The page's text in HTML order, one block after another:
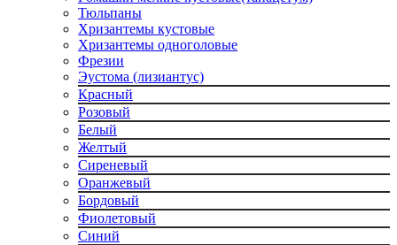
Тюльпаны
Хризантемы кустовые
Хризантемы одноголовые
Фрезии
Эустома (лизиантус)
Красный
Розовый
Белый
Желтый
Сиреневый
Оранжевый
Бордовый
Фиолетовый
Синий